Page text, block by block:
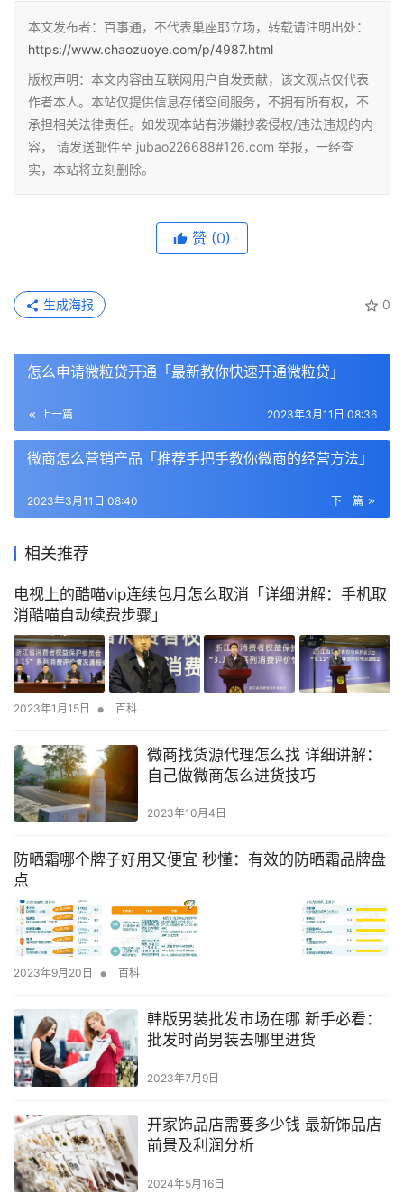
本文发布者：百事通，不代表巢座耶立场，转载请注明出处：
https://www.chaozuoye.com/p/4987.html
版权声明：本文内容由互联网用户自发贡献，该文观点仅代表
作者本人。本站仅提供信息存储空间服务，不拥有所有权，不
承担相关法律责任。如发现本站有涉嫌抄袭侵权/违法违规的内
容， 请发送邮件至 jubao226688#126.com 举报，一经查
实，本站将立刻删除。
赞 (0)
0
生成海报
怎么申请微粒贷开通「最新教你快速开通微粒贷」
上一篇 2023年3月11日 08:36
微商怎么营销产品「推荐手把手教你微商的经营方法」
下一篇
2023年3月11日 08:40
相关推荐
电视上的酷喵vip连续包月怎么取消「详细讲解：手机取
消酷喵自动续费步骤」
2023年1月15日 • 百科
微商找货源代理怎么找 详细讲解：
自己做微商怎么进货技巧
2023年10月4日
防晒霜哪个牌子好用又便宜 秒懂：有效的防晒霜品牌盘
点
2023年9月20日 • 百科
韩版男装批发市场在哪 新手必看：
批发时尚男装去哪里进货
2023年7月9日
开家饰品店需要多少钱 最新饰品店
前景及利润分析
2024年5月16日